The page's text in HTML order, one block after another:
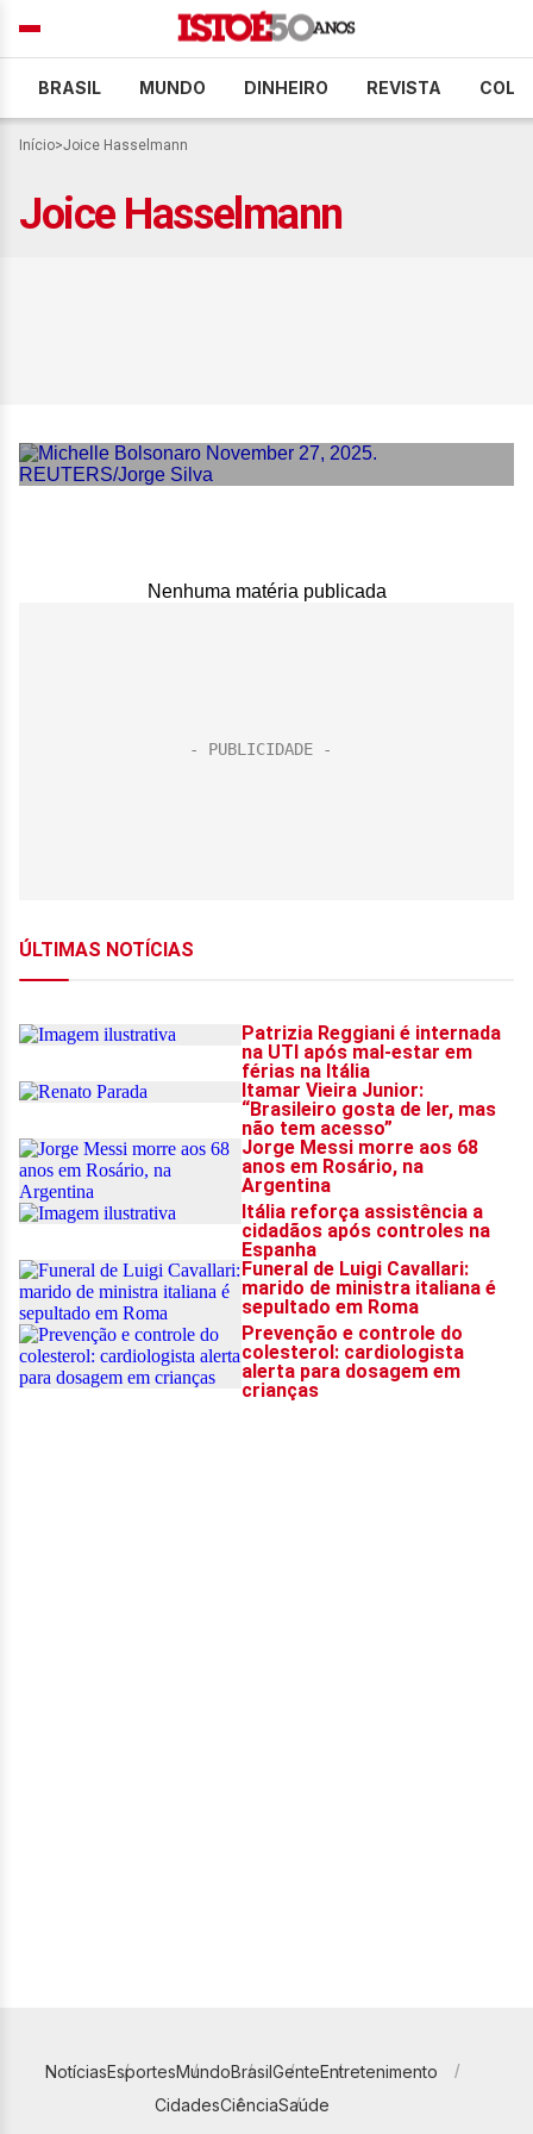
BRASIL MUNDO DINHEIRO REVISTA
Início>Joice Hasselmann
Joice Hasselmann
Nenhuma matéria publicada
NotíciasEsportesMundoBrasilGenteEntretenimento
CidadesCiênciaSaúde